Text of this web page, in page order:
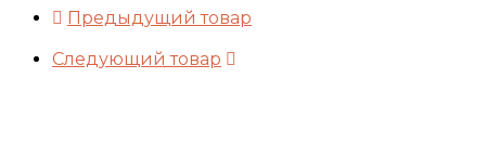
Предыдущий товар
Следующий товар